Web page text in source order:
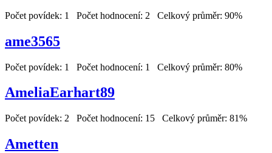
Počet povídek: 1 Počet hodnocení: 2 Celkový průměr: 90%
ame3565
Počet povídek: 1 Počet hodnocení: 1 Celkový průměr: 80%
AmeliaEarhart89
Počet povídek: 2 Počet hodnocení: 15 Celkový průměr: 81%
Ametten